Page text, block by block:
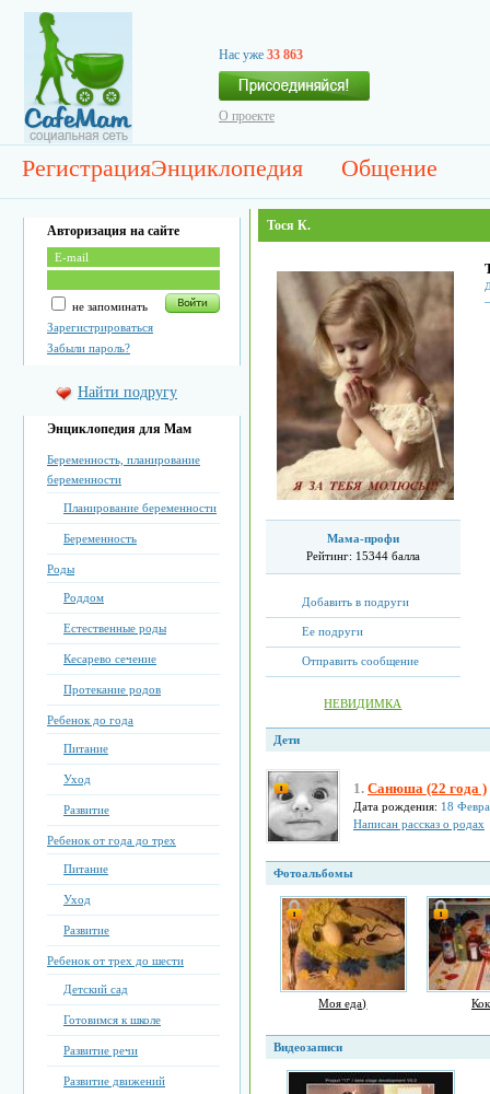
Нас уже 33 863
О проекте
РегистрацияЭнциклопедия Общение
Авторизация на сайте
не запоминать
Зарегистрироваться
Забыли пароль?
Найти подругу
Энциклопедия для Мам
Беременность, планирование
беременности
Планирование беременности
Беременность
Роды
Роддом
Естественные роды
Кесарево сечение
Протекание родов
Ребенок до года
Питание
Уход
Развитие
Ребенок от года до трех
Питание
Уход
Развитие
Ребенок от трех до шести
Детский сад
Готовимся к школе
Развитие речи
Развитие движений
Тоcя К.
Мама-профи
Рейтинг: 15344 балла
Добавить в подруги
Ее подруги
Отправить сообщение
НЕВИДИМКА
Дети
1. Санюша (22 года )
Дата рождения: 18
Написан рассказ о родах
Фотоальбомы
Моя еда)
Видеозаписи